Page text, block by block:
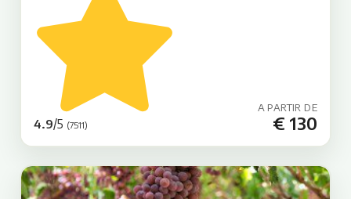
4.9/5 (7511)
A PARTIR DE
€ 130